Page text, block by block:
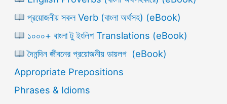
প্রয়োজনীয় সকল Verb (বাংলা অর্থসহ) (eBook)
১০০০+ বাংলা টু ইংলিশ Translations (eBook)
দৈনন্দিন জীবনের প্রয়োজনীয় ডায়লগ (eBook)
Appropriate Prepositions
Phrases & Idioms